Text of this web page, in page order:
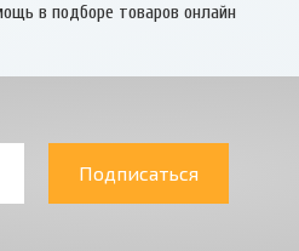
в подборе товаров онлайн
Подписаться